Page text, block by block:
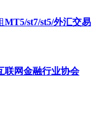
MT5/st7/st5/外汇交易
联网金融行业协会